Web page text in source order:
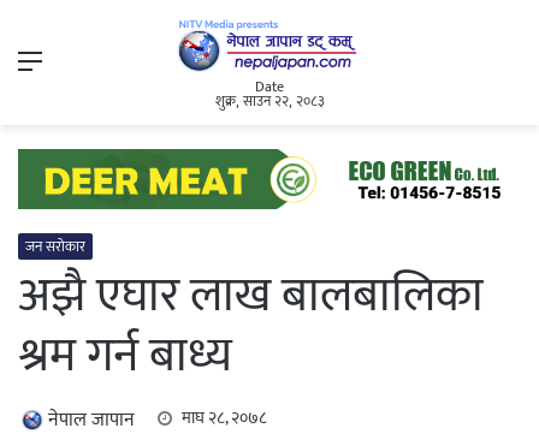
Menu
Date
शुक्र, साउन २२, २०८३
जन सरोकार
अझै एघार लाख बालबालिका
श्रम गर्न बाध्य
नेपाल जापान माघ २८, २०७८